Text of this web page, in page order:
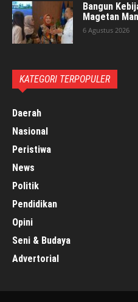
Bangun
Magetan
6 Agustus 2026
KATEGORI TERPOPULER
Daerah
Nasional
Peristiwa
News
Politik
Pendidikan
Opini
Seni & Budaya
Advertorial